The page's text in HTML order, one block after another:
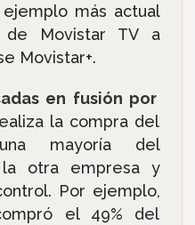
más actual
de Movistar TV a
Movistar+.
en fusión por
la compra del
mayoría del
la otra empresa y
Por ejemplo,
el 49% del